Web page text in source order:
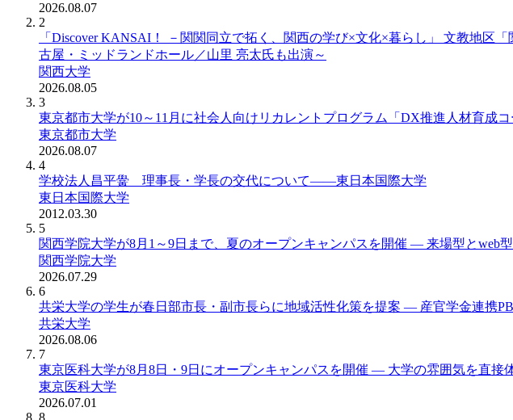
2026.08.07
2
「Discover KANSAI！ －関関同立で拓く、関西の学び×文化×暮らし」 文教地区
古屋・ミッドランドホール／山里 亮太氏も出演～
関西大学
2026.08.05
3
東京都市大学が10～11月に社会人向けリカレントプログラム「DX推進人材育成
東京都市大学
2026.08.07
4
学校法人昌平黌 理事長・学長の交代について――東日本国際大学
東日本国際大学
2012.03.30
5
関西学院大学が8月1～9日まで、夏のオープンキャンパスを開催 ― 来場型とweb
関西学院大学
2026.07.29
6
共栄大学の学生が春日部市長・副市長らに地域活性化策を提案 ― 産官学金連携
共栄大学
2026.08.06
7
東京医科大学が8月8日・9日にオープンキャンパスを開催 ― 大学の雰囲気を直接
東京医科大学
2026.07.01